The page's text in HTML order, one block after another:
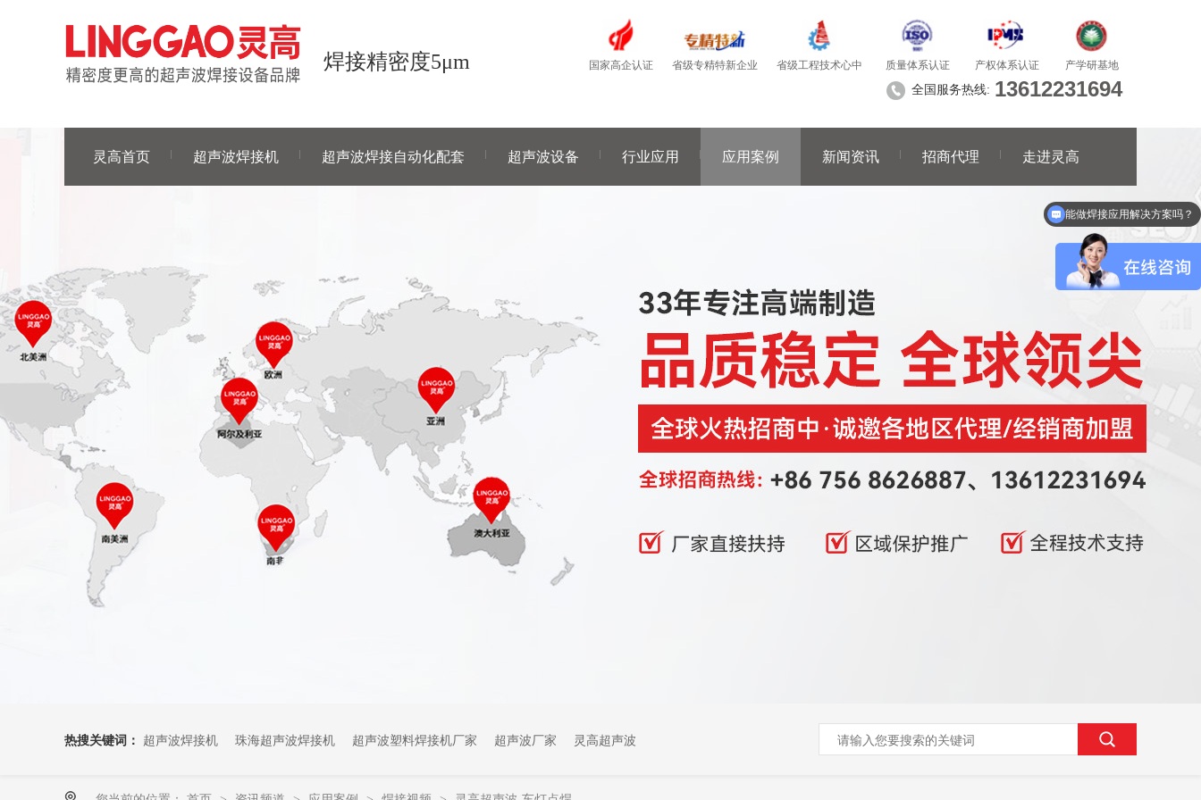
焊接精密度5μm 国家高企认证 省级专精特新企业 省级工程技术心中 质量体系认证 产权体系认证 产学研基地
全国服务热线: 13612231694
灵高首页 超声波焊接机 超声波焊接自动化配套 超声波设备 行业应用 应用案例 新闻资讯 招商代理 走进灵高
热搜关键词： 超声波焊接机 珠海超声波焊接机 超声波塑料焊接机厂家 超声波厂家 灵高超声波
能做焊接应用解决方案吗？